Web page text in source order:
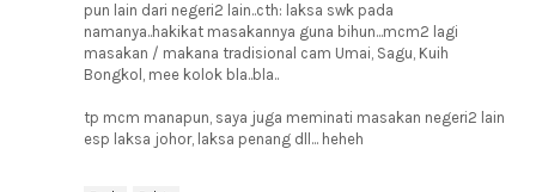
pun lain dari negeri2 lain..cth: laksa swk pada
namanya..hakikat masakannya guna bihun...mcm2 lagi
masakan / makana tradisional cam Umai, Sagu, Kuih
Bongkol, mee kolok bla..bla..
tp mcm manapun, saya juga meminati masakan negeri2 lain
esp laksa johor, laksa penang dll... heheh